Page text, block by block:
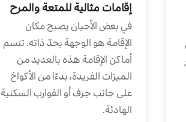
إقامات مثالية للمتعة والمرح
في بعض الأحيان يصبح مكان
الإقامة هو الوجهة بحدّ ذاته. تتسم
أماكن الإقامة هذه بالعديد من
الميزات الفريدة، بدءًا من الأكواخ
على جانب جرف أو القوارب السكنية
الهادئة.